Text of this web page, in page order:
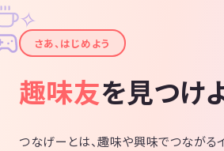
✦
✧
さあ、はじめよう
趣味友を見つけ
つなげーとは、趣味や興味でつながる